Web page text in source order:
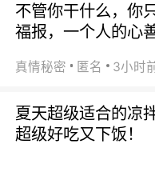
不管你干什么，你
福报，一个人的心
真情秘密 匿名 3小时
夏天超级适合的凉
超级好吃又下饭！